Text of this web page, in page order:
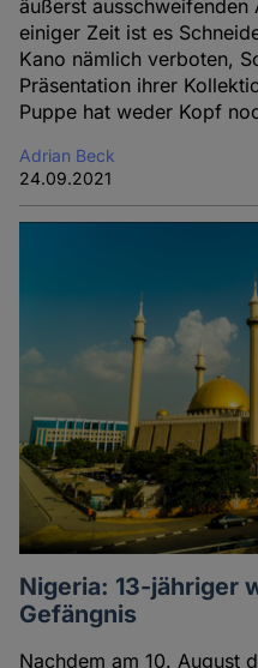
äußerst ausschweifenden
einiger Zeit ist es
Kano nämlich verboten,
Präsentation ihrer
Puppe hat weder Kopf
Adrian Beck
24.09.2021
Nigeria: 13-jähriger
Gefängnis
Nachdem am 10. August